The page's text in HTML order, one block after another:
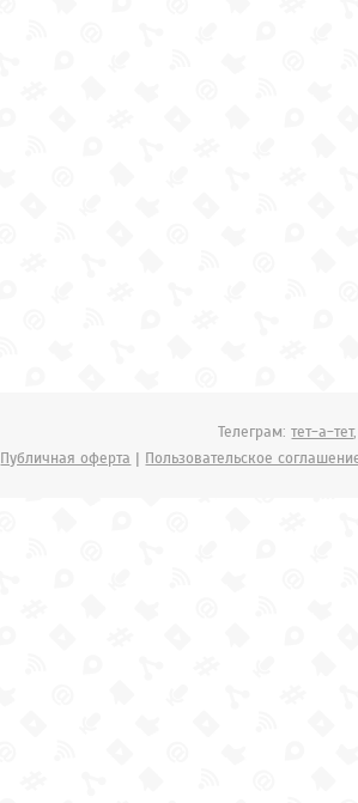
Телеграм:тет-а-тет
Публичная оферта | Пользовательское